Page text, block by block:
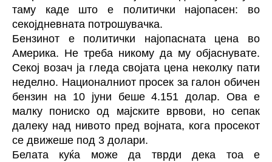
таму каде што е политички најопасен: во
секојдневната потрошувачка.
Бензинот е политички најопасната цена во
Америка. Не треба никому да му објаснувате.
Секој возач ја гледа својата цена неколку пати
неделно. Националниот просек за галон обичен
бензин на 10 јуни беше 4.151 долар. Ова е
малку пониско од мајските врвови, но сепак
далеку над нивото пред војната, кога просекот
се движеше под 3 долари.
Белата куќа може да тврди дека тоа е